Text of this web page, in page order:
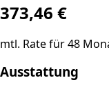
373,46 €
mtl. Rate für48
Ausstattung